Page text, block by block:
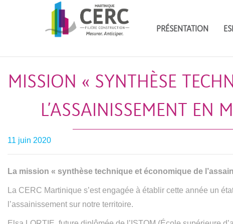
PRÉSENTATION
MISSION « SYNTHÈSE
L’ASSAINISSEMENT EN
11 juin 2020
La mission « synthèse technique et économique de
La CERC Martinique s’est engagée à établir cette année un
l’assainissement sur notre territoire.